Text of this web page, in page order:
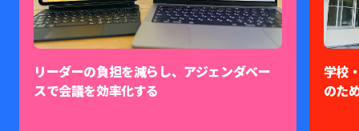
リーダーの負担を減らし、アジェンダベー
スで会議を効率化する
学校
のた